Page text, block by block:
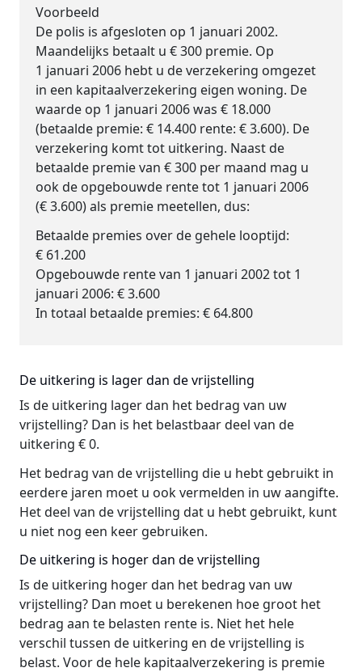
Voorbeeld
De polis is afgesloten op 1 januari 2002.
Maandelijks betaalt u € 300 premie. Op
1 januari 2006 hebt u de verzekering omgezet
in een kapitaalverzekering eigen woning. De
waarde op 1 januari 2006 was € 18.000
(betaalde premie: € 14.400 rente: € 3.600). De
verzekering komt tot uitkering. Naast de
betaalde premie van € 300 per maand mag u
ook de opgebouwde rente tot 1 januari 2006
(€ 3.600) als premie meetellen, dus:
Betaalde premies over de gehele looptijd:
€ 61.200
Opgebouwde rente van 1 januari 2002 tot 1
januari 2006: € 3.600
In totaal betaalde premies: € 64.800
De uitkering is lager dan de vrijstelling
Is de uitkering lager dan het bedrag van uw
vrijstelling? Dan is het belastbaar deel van de
uitkering € 0.
Het bedrag van de vrijstelling die u hebt gebruikt in
eerdere jaren moet u ook vermelden in uw aangifte.
Het deel van de vrijstelling dat u hebt gebruikt, kunt
u niet nog een keer gebruiken.
De uitkering is hoger dan de vrijstelling
Is de uitkering hoger dan het bedrag van uw
vrijstelling? Dan moet u berekenen hoe groot het
bedrag aan te belasten rente is. Niet het hele
verschil tussen de uitkering en de vrijstelling is
belast. Voor de hele kapitaalverzekering is premie